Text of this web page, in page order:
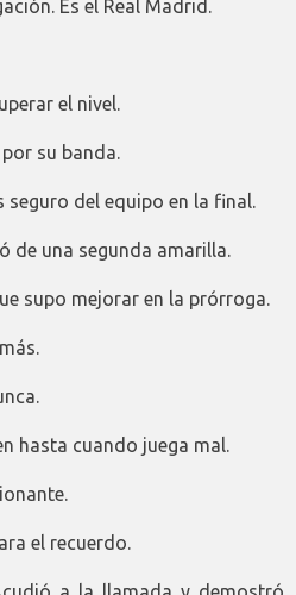
Es el Real Madrid.
el nivel.
su banda.
seguro del equipo en la final.
de una segunda amarilla.
supo mejorar en la prórroga.
hasta cuando juega mal.
el recuerdo.